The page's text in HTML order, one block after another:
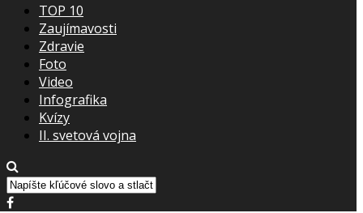
TOP 10
Zaujímavosti
Zdravie
Foto
Video
Infografika
Kvízy
II. svetová vojna